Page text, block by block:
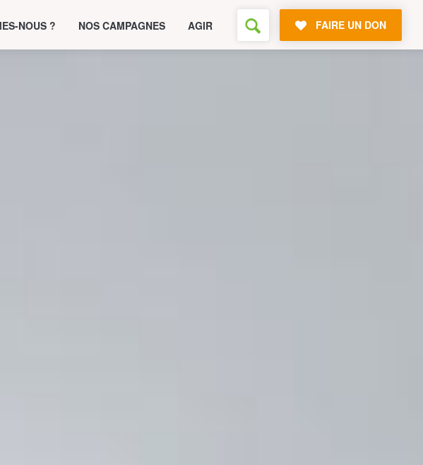
NOUS ? NOS CAMPAGNES AGIR FAIRE UN DON